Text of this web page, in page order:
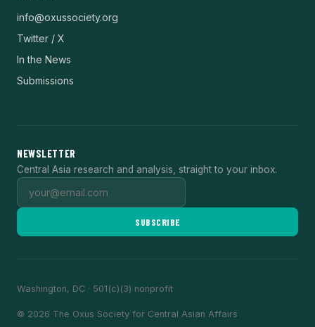
info@oxussociety.org
Twitter / X
In the News
Submissions
NEWSLETTER
Central Asia research and analysis, straight to your inbox.
SUBSCRIBE
Washington, DC · 501(c)(3) nonprofit
© 2026 The Oxus Society for Central Asian Affairs